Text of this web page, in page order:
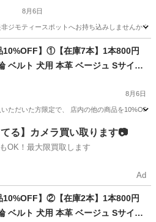
8月6日
ティースポットへお持ち込みしませんか？
ケージ
10%OFF】①【在庫7本】1本800円
ベルト 犬用 本革 ベージュ Sサイズ
8月6日
いただいた方限定で、 店内の他の商品を
その他 本革
てる】カメラ買い取ります📷
OK！最大限買取します
Ad
10%OFF】②【在庫2本】1本800円
ベルト 犬用 本革 ベージュ Sサイズ